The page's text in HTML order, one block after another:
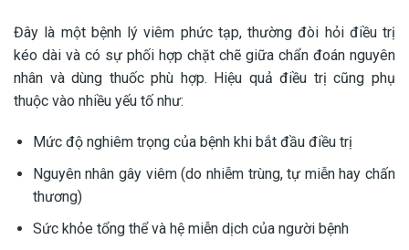
Đây là một bệnh lý viêm phức tạp, thường đòi hỏi điều trị
kéo dài và có sự phối hợp chặt chẽ giữa chẩn đoán nguyên
nhân và dùng thuốc phù hợp. Hiệu quả điều trị cũng phụ
thuộc vào nhiều yếu tố như:
Mức độ nghiêm trọng của bệnh khi bắt đầu điều trị
Nguyên nhân gây viêm (do nhiễm trùng, tự miễn hay chấn
thương)
Sức khỏe tổng thể và hệ miễn dịch của người bệnh